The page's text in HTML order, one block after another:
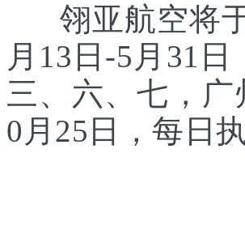
翎亚航空将于
月13日-5月31
三、六、七，
0月25日，每日